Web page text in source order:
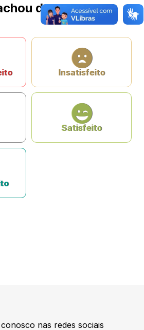
da nossa
Insatisfeito
Satisfeito
nas redes sociais